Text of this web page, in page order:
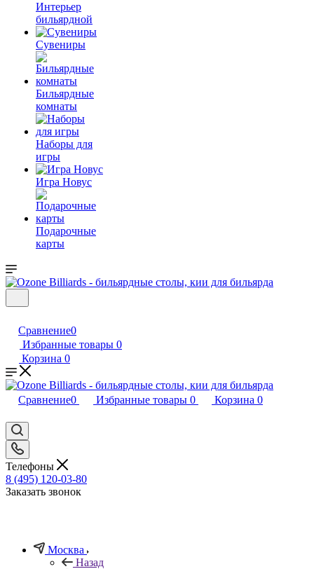
Интерьер
бильярдной
Сувениры
Бильярдные
комнаты
Наборы для
игры
Игра Новус
Подарочные
карты
Сравнение0
Избранные товары 0
Корзина 0
Сравнение0 Избранные товары 0 Корзина 0
Телефоны
8 (495) 120-03-80
Заказать звонок
Москва
Назад